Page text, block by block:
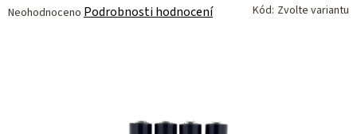
Průměrné
Neohodnoceno Podrobnosti hodnocení Kód: Zvolte variantu